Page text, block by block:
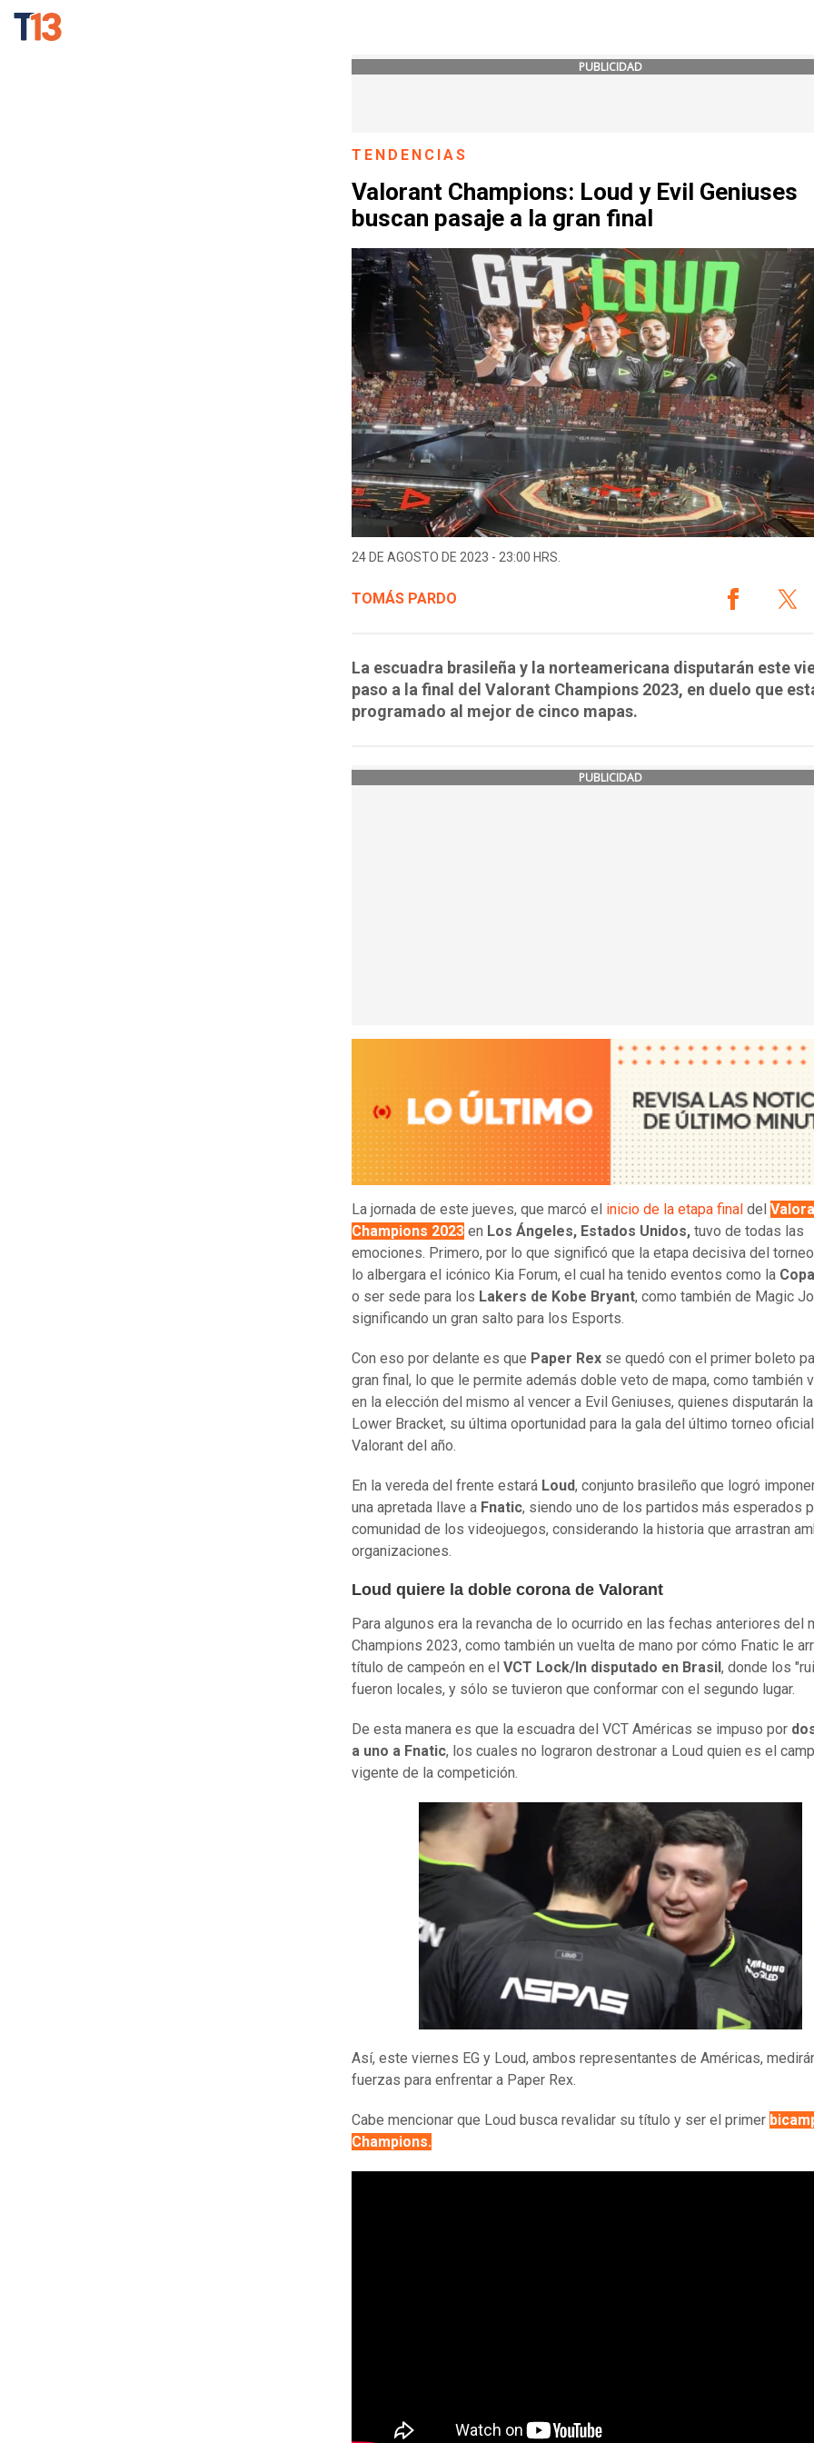
PUBLICIDAD
TENDENCIAS
Valorant Champions: Loud y Evil Geniuses
buscan pasaje a la gran final
24 DE AGOSTO DE 2023 - 23:00 HRS.
TOMÁS PARDO
La escuadra brasileña y la norteamericana disputarán este
paso a la final del Valorant Champions 2023, en duelo que
programado al mejor de cinco mapas.
PUBLICIDAD
La jornada de este jueves, que marcó el inicio de la etapa final del
Champions 2023 en Los Ángeles, Estados Unidos, tuvo de todas las
emociones. Primero, por lo que significó que la etapa decisiva del
lo albergara el icónico Kia Forum, el cual ha tenido eventos como la
o ser sede para los Lakers de Kobe Bryant, como también de Magic
significando un gran salto para los Esports.
Con eso por delante es que Paper Rex se quedó con el primer boleto
gran final, lo que le permite además doble veto de mapa, como también
en la elección del mismo al vencer a Evil Geniuses, quienes disputarán
Lower Bracket, su última oportunidad para la gala del último torneo
Valorant del año.
En la vereda del frente estará Loud, conjunto brasileño que logró
una apretada llave a Fnatic, siendo uno de los partidos más esperados
comunidad de los videojuegos, considerando la historia que arrastran
organizaciones.
Loud quiere la doble corona de Valorant
Para algunos era la revancha de lo ocurrido en las fechas anteriores del
Champions 2023, como también un vuelta de mano por cómo Fnatic le
título de campeón en el VCT Lock/In disputado en Brasil , donde los
fueron locales, y sólo se tuvieron que conformar con el segundo lugar.
De esta manera es que la escuadra del VCT Américas se impuso por
a uno a Fnatic, los cuales no lograron destronar a Loud quien es el
vigente de la competición.
Así, este viernes EG y Loud, ambos representantes de Américas,
fuerzas para enfrentar a Paper Rex.
Cabe mencionar que Loud busca revalidar su título y ser el primer
Champions.